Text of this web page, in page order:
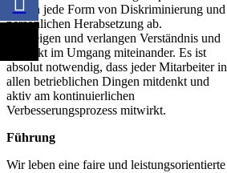
lehnen jede Form von Diskriminierung und
persönlichen Herabsetzung ab.
Wir zeigen und verlangen Verständnis und
Respekt im Umgang miteinander. Es ist
absolut notwendig, dass jeder Mitarbeiter in
allen betrieblichen Dingen mitdenkt und
aktiv am kontinuierlichen
Verbesserungsprozess mitwirkt.
Führung
Wir leben eine faire und leistungsorientierte